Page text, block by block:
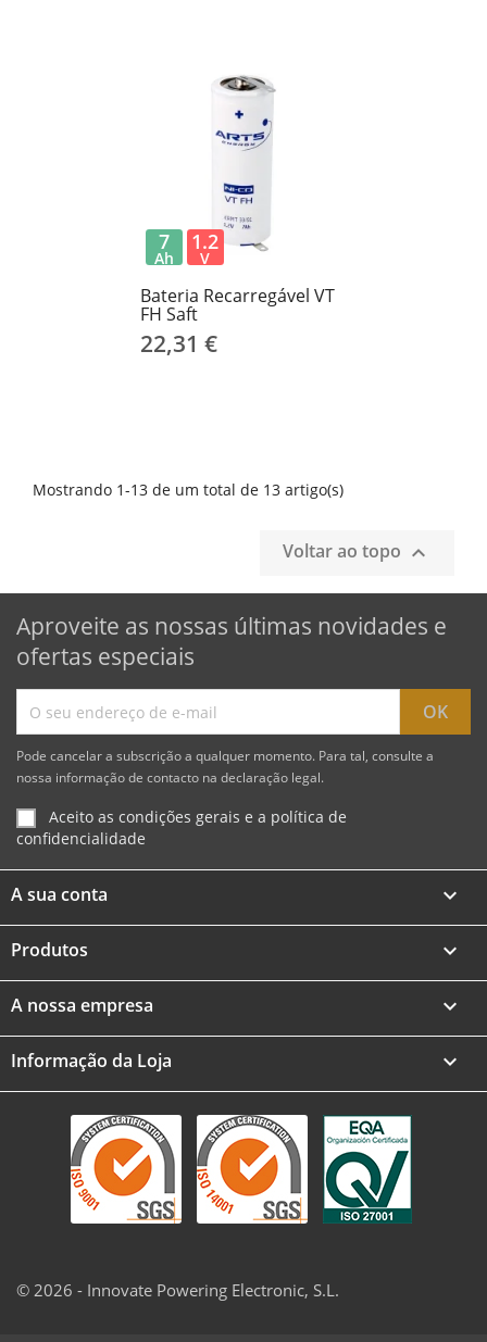
Bateria Recarregável VT
FH Saft
22,31 €
7
Ah
1.2
V
Mostrando 1-13 de um total de 13 artigo(s)
Voltar ao topo 
Aproveite as nossas últimas novidades e
ofertas especiais
Pode cancelar a subscrição a qualquer momento. Para tal, consulte a
nossa informação de contacto na declaração legal.
Aceito as condições gerais e a política de
confidencialidade
A sua conta 
Produtos 
A nossa empresa 
Informação da Loja keyboard_arrow_down
© 2026 - Innovate Powering Electronic, S.L.